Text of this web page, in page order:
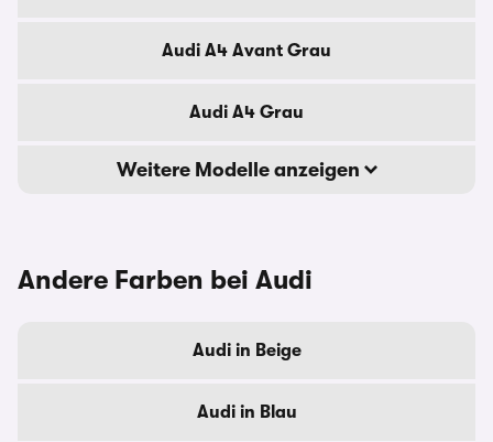
Audi A4 Avant Grau
Audi A4 Grau
Weitere Modelle anzeigen
Andere Farben bei Audi
Audi in Beige
Audi in Blau